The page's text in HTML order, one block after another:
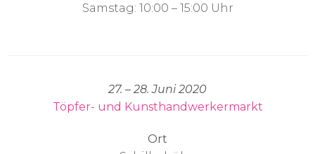
Samstag: 10:00 – 15:00 Uhr
27. – 28. Juni 2020
Töpfer- und Kunsthandwerkermarkt
Ort